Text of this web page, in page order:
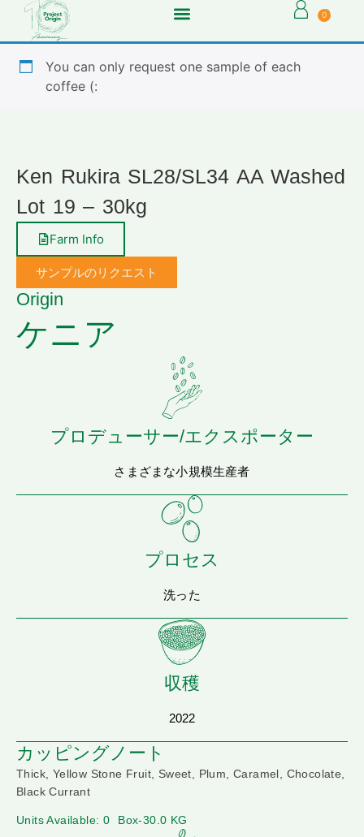
0
You can only request one sample of each
coffee (:
Ken Rukira SL28/SL34 AA Washed
Lot 19 – 30kg
Farm Info
サンプルのリクエスト
Origin
ケニア
プロデューサー/エクスポーター
さまざまな小規模生産者
プロセス
洗った
収穫
2022
カッピングノート
Thick, Yellow Stone Fruit, Sweet, Plum, Caramel, Chocolate,
Black Currant
Units Available: 0 Box-30.0 KG